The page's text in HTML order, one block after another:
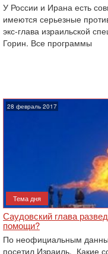
У России и Ирана есть
имеются серьезные
экс-глава израильской
Горин. Все программы
28 февраль 2017
Тема дня
Саудовский глава
помощи?
По неофициальным
посетил Израиль. Какие